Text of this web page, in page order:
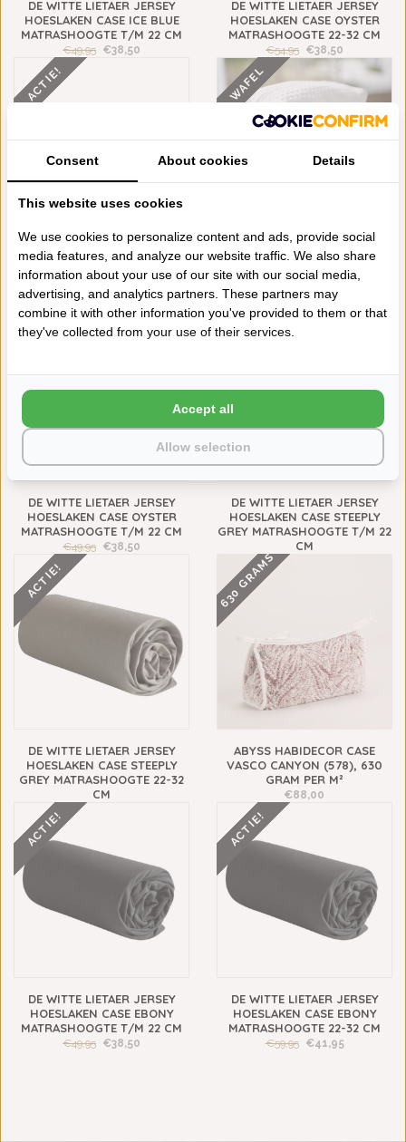
DE WITTE LIETAER JERSEY
HOESLAKEN CASE ICE BLUE
MATRASHOOGTE T/M 22 CM
€49,95 €38,50
DE WITTE LIETAER JERSEY
HOESLAKEN CASE OYSTER
MATRASHOOGTE 22-32 CM
€54,95 €38,50
ACTIE!
DE WITTE LIETAER JERSEY
HOESLAKEN CASE ICE BLUE
MATRASHOOGTE 22-32 CM
€59,95 €41,95
WAFEL
ABYSS HABIDECOR CASE
POUSADA WHITE (100), 300
GRAM PER M²
€88,00
ACTIE!
DE WITTE LIETAER JERSEY
HOESLAKEN CASE OYSTER
MATRASHOOGTE T/M 22 CM
€49,95 €38,50
ACTIE!
DE WITTE LIETAER JERSEY
HOESLAKEN CASE STEEPLY
GREY MATRASHOOGTE T/M 22
CM
€49,95
ACTIE!
DE WITTE LIETAER JERSEY
HOESLAKEN CASE STEEPLY
GREY MATRASHOOGTE 22-32
CM
€54,95
630 GRAMS
ABYSS HABIDECOR CASE
VASCO CANYON (578), 630
GRAM PER M²
€88,00
ACTIE!
DE WITTE LIETAER JERSEY
HOESLAKEN CASE EBONY
MATRASHOOGTE T/M 22 CM
€49,95 €38,50
ACTIE!
DE WITTE LIETAER JERSEY
HOESLAKEN CASE EBONY
MATRASHOOGTE 22-32 CM
€59,95 €41,95
Consent About cookies Details
This website uses cookies
We use cookies to personalize content and ads, provide social
media features, and analyze our website traffic. We also share
information about your use of our site with our social media,
advertising, and analytics partners. These partners may
combine it with other information you've provided to them or that
they've collected from your use of their services.
Allow selection
Accept all